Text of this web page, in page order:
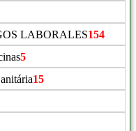
LABORALES154
5
15